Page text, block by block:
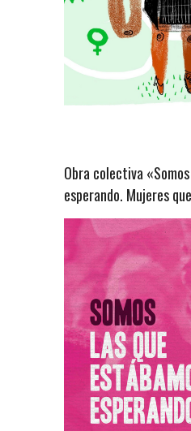
Obra colectiva
esperando. Mujeres